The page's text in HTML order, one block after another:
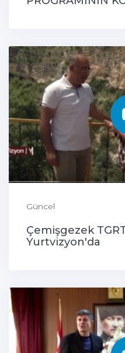
Güncel
Çemişgezek
Yurtvizyon'da